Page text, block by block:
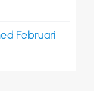
Februari